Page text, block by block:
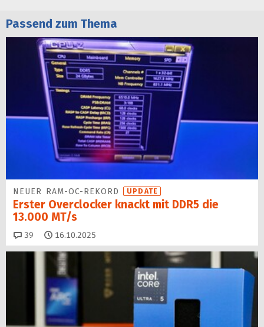
Passend zum Thema
NEUER RAM-OC-REKORD UPDATE
Erster Overclocker knackt mit DDR5 die
13.000 MT/s
39 Kommentare
16.10.2025